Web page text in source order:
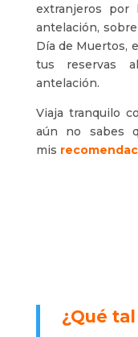
extranjeros por
antelación,
Día de Muertos,
tus reservas
antelación.
Viaja tranquilo
aún no sabes
mis
¿Qué